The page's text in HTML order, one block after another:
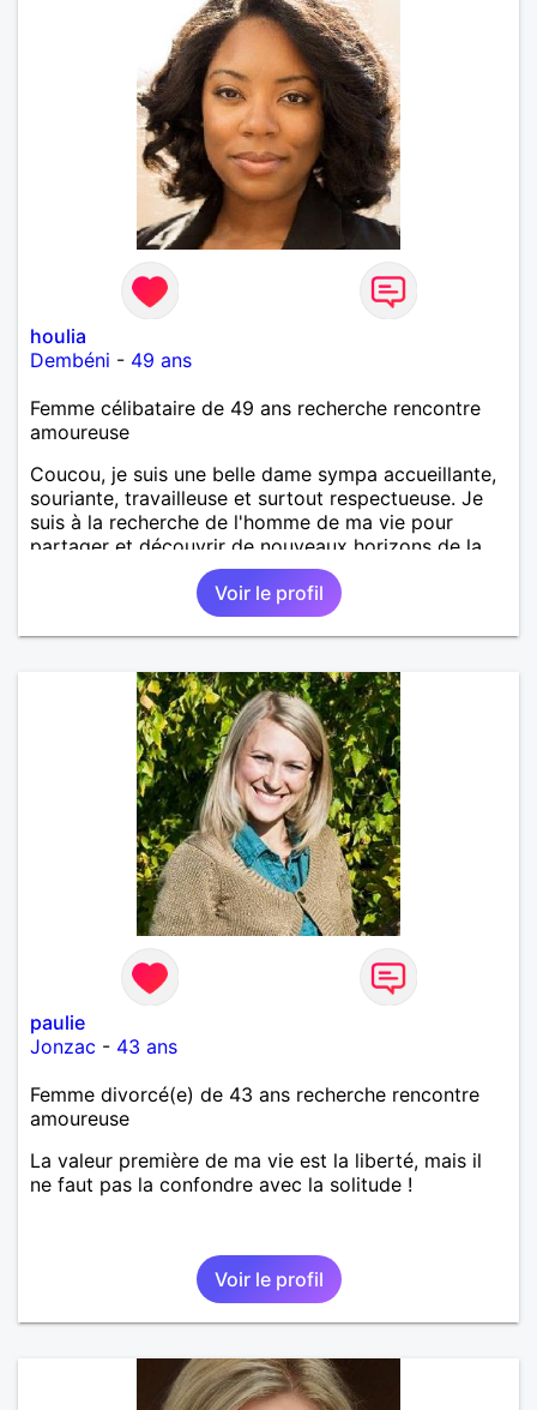
houlia
Dembéni - 49 ans
Femme célibataire de 49 ans recherche rencontre
amoureuse
Coucou, je suis une belle dame sympa accueillante,
souriante, travailleuse et surtout respectueuse. Je
suis à la recherche de l'homme de ma vie pour
partager et découvrir de nouveaux horizons de la
Voir le profil
paulie
Jonzac - 43 ans
Femme divorcé(e) de 43 ans recherche rencontre
amoureuse
La valeur première de ma vie est la liberté, mais il
ne faut pas la confondre avec la solitude !
Voir le profil